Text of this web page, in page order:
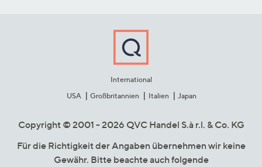
International
USA
Großbritannien Italien Japan
Copyright © 2001 - 2026 QVC Handel S.à r.l. & Co. KG
Für die Richtigkeit der Angaben übernehmen wir keine
Gewähr. Bitte beachte auch folgende